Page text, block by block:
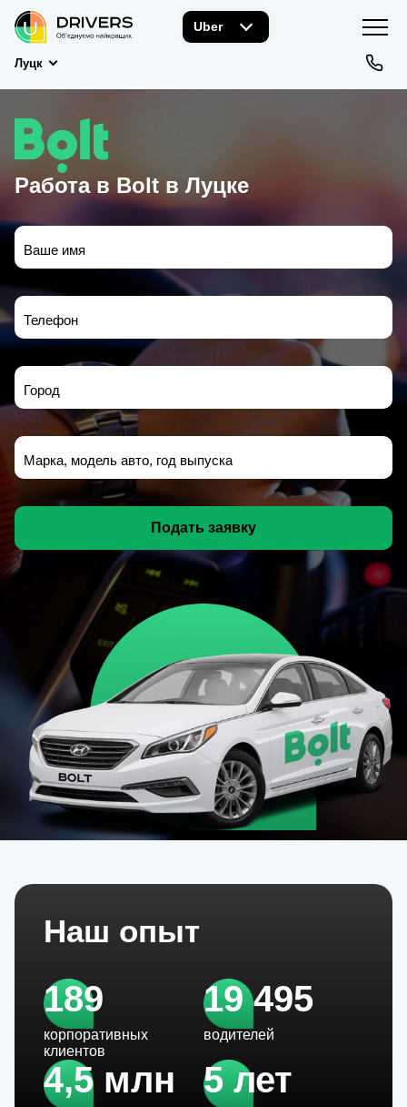
Uber
Луцк
Работа в Bolt в Луцке
Ваше имя
Телефон
Город
Марка, модель авто, год выпуска
Подать заявку
Наш опыт
189
корпоративных
клиентов
19 495
водителей
4,5 млн 5 лет